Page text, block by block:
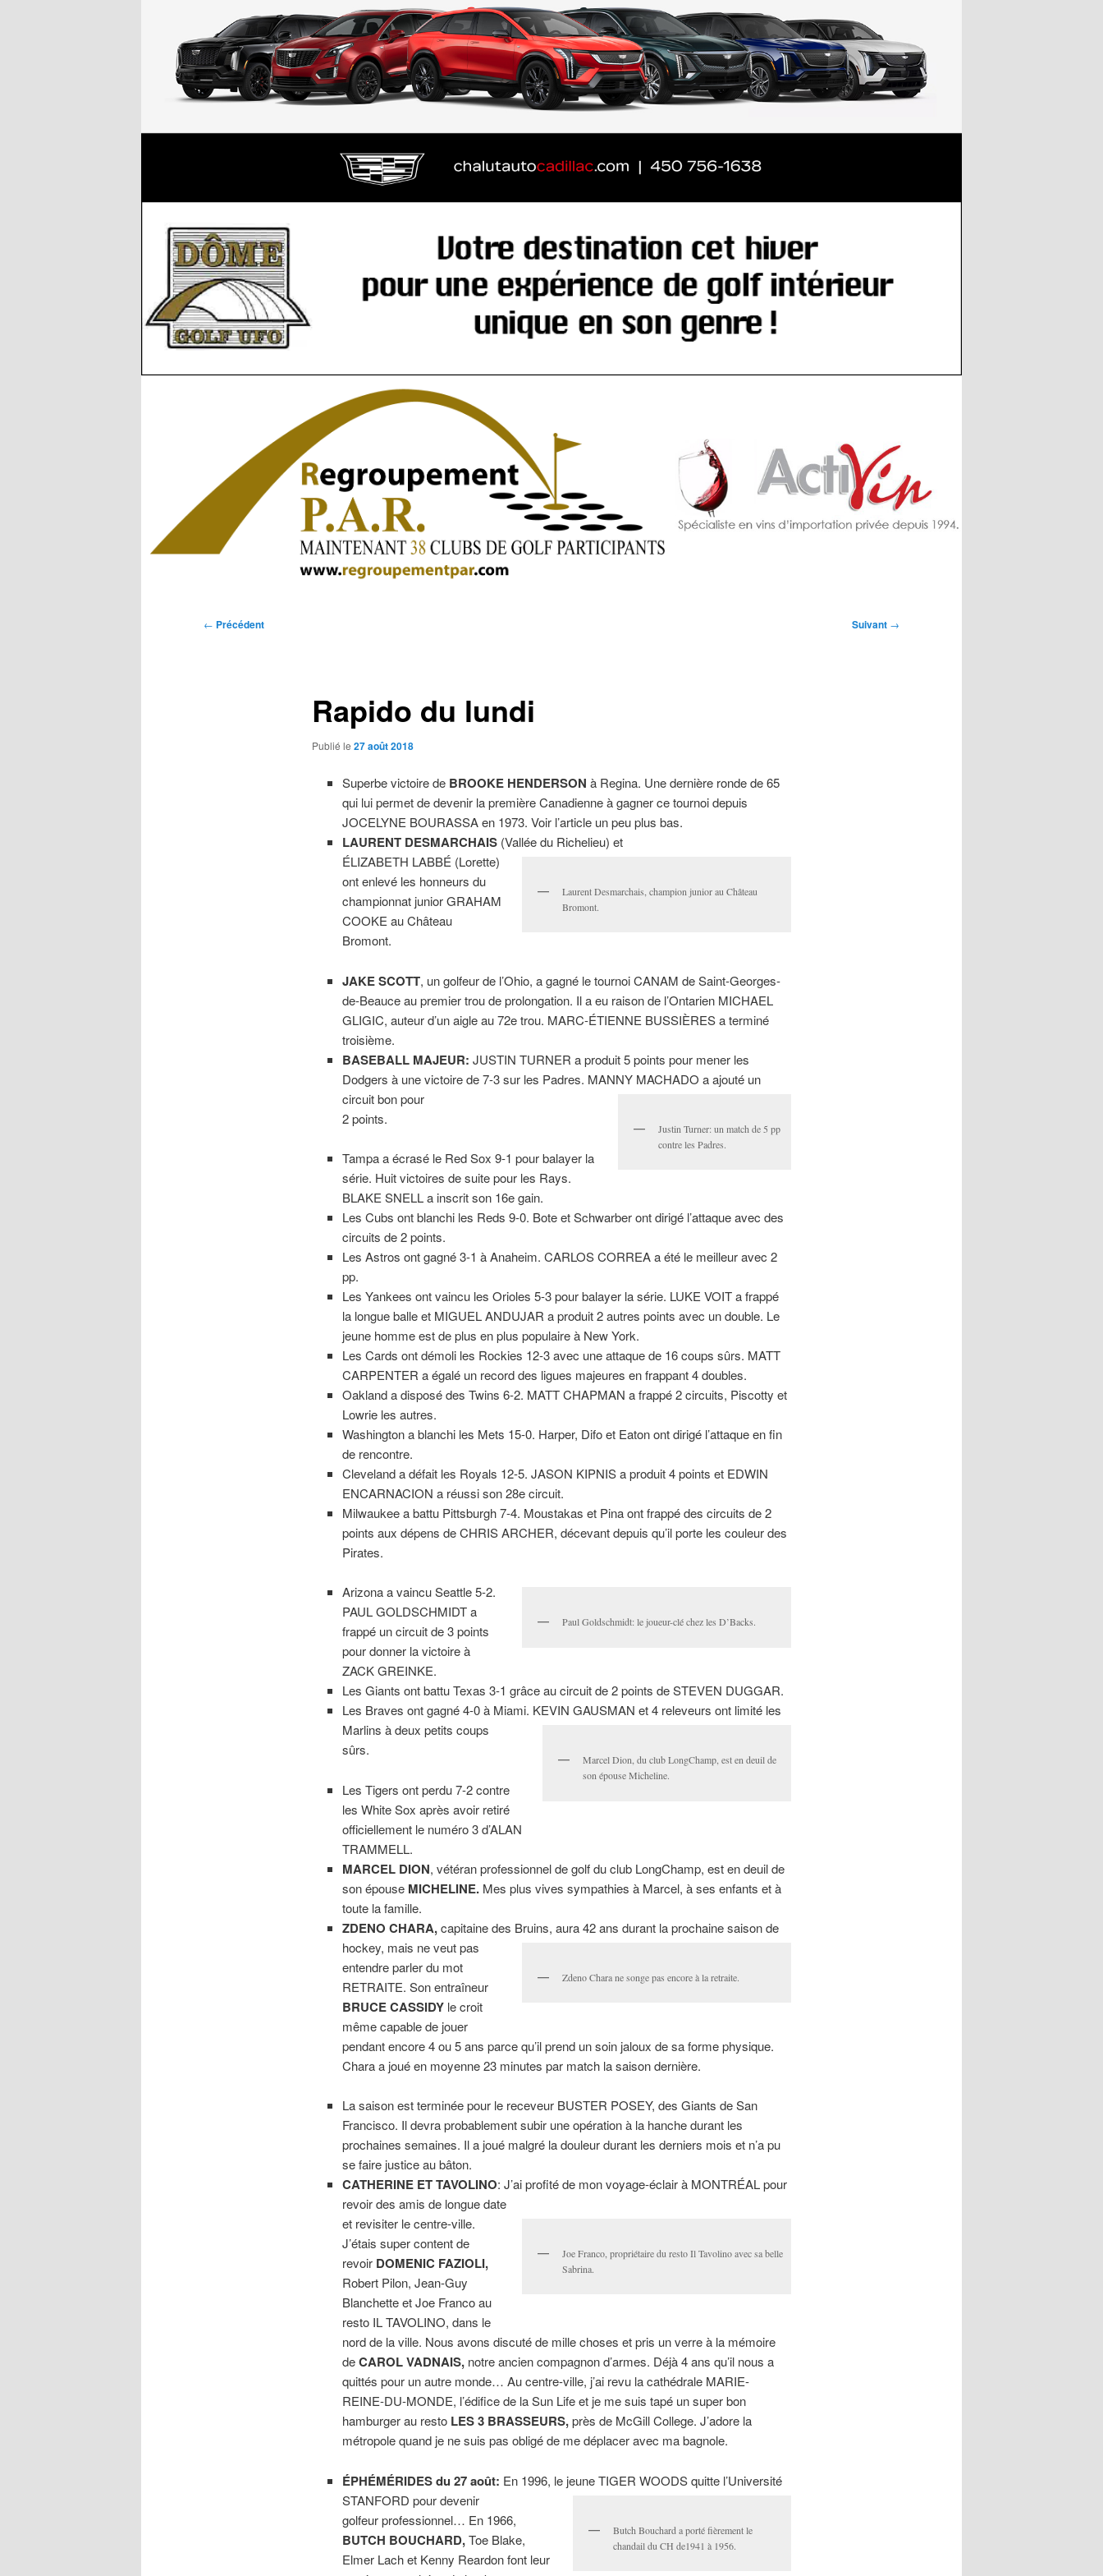
Navigation
← Précédent Suivant →
Rapido du lundi
Publié le 27 août 2018
Superbe victoire de BROOKE HENDERSON à Regina. Une dernière ronde de 65
qui lui permet de devenir la première Canadienne à gagner ce tournoi depuis
JOCELYNE BOURASSA en 1973. Voir l’article un peu plus bas.
LAURENT DESMARCHAIS (Vallée du Richelieu) et
Laurent Desmarchais, champion junior au Château
Bromont.
ÉLIZABETH LABBÉ (Lorette)
ont enlevé les honneurs du
championnat junior GRAHAM
COOKE au Château
Bromont.
JAKE SCOTT, un golfeur de l’Ohio, a gagné le tournoi CANAM de Saint-Georges-
de-Beauce au premier trou de prolongation. Il a eu raison de l’Ontarien MICHAEL
GLIGIC, auteur d’un aigle au 72e trou. MARC-ÉTIENNE BUSSIÈRES a terminé
troisième.
BASEBALL MAJEUR:JUSTIN TURNER a produit 5 points pour mener les
Dodgers à une victoire de 7-3 sur les Padres. MANNY MACHADO a ajouté un
circuit bon pour
Justin Turner: un match de 5 pp
contre les Padres.
2 points.
Tampa a écrasé le Red Sox 9-1 pour balayer la
série. Huit victoires de suite pour les Rays.
BLAKE SNELL a inscrit son 16e gain.
Les Cubs ont blanchi les Reds 9-0. Bote et Schwarber ont dirigé l’attaque avec des
circuits de 2 points.
Les Astros ont gagné 3-1 à Anaheim. CARLOS CORREA a été le meilleur avec 2
pp.
Les Yankees ont vaincu les Orioles 5-3 pour balayer la série. LUKE VOIT a frappé
la longue balle et MIGUEL ANDUJAR a produit 2 autres points avec un double. Le
jeune homme est de plus en plus populaire à New York.
Les Cards ont démoli les Rockies 12-3 avec une attaque de 16 coups sûrs. MATT
CARPENTER a égalé un record des ligues majeures en frappant 4 doubles.
Oakland a disposé des Twins 6-2. MATT CHAPMAN a frappé 2 circuits, Piscotty et
Lowrie les autres.
Washington a blanchi les Mets 15-0. Harper, Difo et Eaton ont dirigé l’attaque en fin
de rencontre.
Cleveland a défait les Royals 12-5. JASON KIPNIS a produit 4 points et EDWIN
ENCARNACION a réussi son 28e circuit.
Milwaukee a battu Pittsburgh 7-4. Moustakas et Pina ont frappé des circuits de 2
points aux dépens de CHRIS ARCHER, décevant depuis qu’il porte les couleur des
Pirates.
Paul Goldschmidt: le joueur-clé chez les D’Backs.
Arizona a vaincu Seattle 5-2.
PAUL GOLDSCHMIDT a
frappé un circuit de 3 points
pour donner la victoire à
ZACK GREINKE.
Les Giants ont battu Texas 3-1 grâce au circuit de 2 points de STEVEN DUGGAR.
Les Braves ont gagné 4-0 à Miami. KEVIN GAUSMAN et 4 releveurs ont limité les
Marlins à deux petits coups
Marcel Dion, du club LongChamp, est en deuil de
son épouse Micheline.
sûrs.
Les Tigers ont perdu 7-2 contre
les White Sox après avoir retiré
officiellement le numéro 3 d’ALAN
TRAMMELL.
MARCEL DION, vétéran professionnel de golf du club LongChamp, est en deuil de
son épouse MICHELINE. Mes plus vives sympathies à Marcel, à ses enfants et à
toute la famille.
ZDENO CHARA,capitaine des Bruins, aura 42 ans durant la prochaine saison de
hockey, mais ne veut pas
Zdeno Chara ne songe pas encore à la retraite.
entendre parler du mot
RETRAITE. Son entraîneur
BRUCE CASSIDY le croit
même capable de jouer
pendant encore 4 ou 5 ans parce qu’il prend un soin jaloux de sa forme physique.
Chara a joué en moyenne 23 minutes par match la saison dernière.
La saison est terminée pour le receveur BUSTER POSEY, des Giants de San
Francisco. Il devra probablement subir une opération à la hanche durant les
prochaines semaines. Il a joué malgré la douleur durant les derniers mois et n’a pu
se faire justice au bâton.
CATHERINE ET TAVOLINO: J’ai profité de mon voyage-éclair à MONTRÉAL pour
revoir des amis de longue date
Joe Franco, propriétaire du resto Il Tavolino avec sa belle
Sabrina.
et revisiter le centre-ville.
J’étais super content de
revoir DOMENIC FAZIOLI,
Robert Pilon, Jean-Guy
Blanchette et Joe Franco au
resto IL TAVOLINO, dans le
nord de la ville. Nous avons discuté de mille choses et pris un verre à la mémoire
deCAROL VADNAIS, notre ancien compagnon d’armes. Déjà 4 ans qu’il nous a
quittés pour un autre monde… Au centre-ville, j’ai revu la cathédrale MARIE-
REINE-DU-MONDE, l’édifice de la Sun Life et je me suis tapé un super bon
hamburger au resto LES 3 BRASSEURS,près de McGill College. J’adore la
métropole quand je ne suis pas obligé de me déplacer avec ma bagnole.
ÉPHÉMÉRIDES du 27 août: En 1996, le jeune TIGER WOODS quitte l’Université
STANFORD pour devenir
Butch Bouchard a porté fièrement le
chandail du CH de1941 à 1956.
golfeur professionnel… En 1966,
BUTCH BOUCHARD,Toe Blake,
Elmer Lach et Kenny Reardon font leur